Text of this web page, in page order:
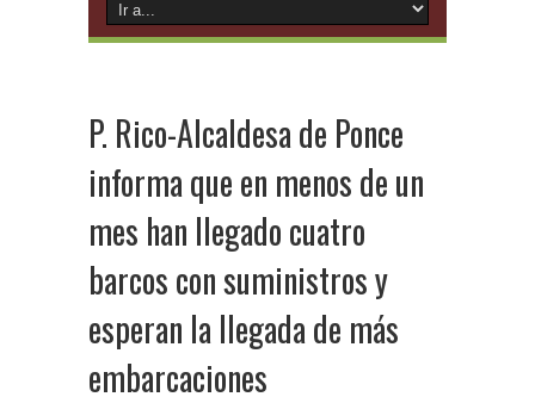
P. Rico-Alcaldesa de Ponce
informa que en menos de un
mes han llegado cuatro
barcos con suministros y
esperan la llegada de más
embarcaciones